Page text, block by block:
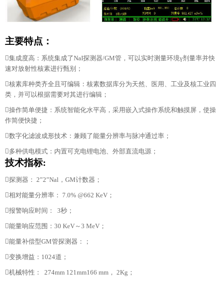
主要特点：
集成度高：系统集成了NaI探测器/GM管，可以实时测量环境γ剂量率并快
速对放射性核素进行甄别；
核素库种类齐全且可编辑：核素数据库分为天然、医用、工业及核工业四
类，并可以根据需要对其进行编辑；
操作简单便捷：系统智能化水平高，采用嵌入式操作系统和触摸屏，使操
作简便快捷；
数字化滤波成形技术：兼顾了能量分辨率与脉冲通过率；
多种供电模式：内置可充电锂电池、外部直流电源；
技术指标:
探测器： 2”2”Nal，GM计数器；
相对能量分辨率： 7.0% @662 KeV；
报警响应时间： 3秒；
能量响应范围：30 KeV～3 MeV；
能量补偿型GM管探测器：；
变换增益：1024道；
机械特性： 274mm 121mm166 mm， 2Kg；